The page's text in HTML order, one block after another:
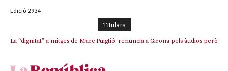
Edició 2934
TItulars
La “dignitat” a mitges de Marc Puigtió: renuncia a Girona pels àudios però